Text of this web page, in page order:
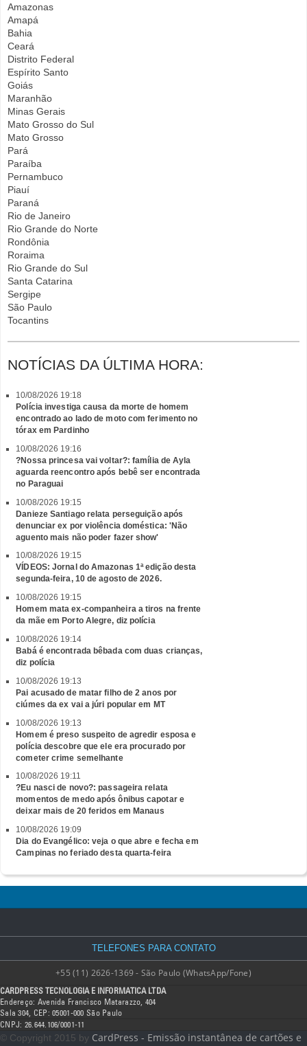
Amazonas
Amapá
Bahia
Ceará
Distrito Federal
Espírito Santo
Goiás
Maranhão
Minas Gerais
Mato Grosso do Sul
Mato Grosso
Pará
Paraíba
Pernambuco
Piauí
Paraná
Rio de Janeiro
Rio Grande do Norte
Rondônia
Roraima
Rio Grande do Sul
Santa Catarina
Sergipe
São Paulo
Tocantins
NOTÍCIAS DA ÚLTIMA HORA:
10/08/2026 19:18
Polícia investiga causa da morte de homem
encontrado ao lado de moto com ferimento no
tórax em Pardinho
10/08/2026 19:16
?Nossa princesa vai voltar?: família de Ayla
aguarda reencontro após bebê ser encontrada
no Paraguai
10/08/2026 19:15
Danieze Santiago relata perseguição após
denunciar ex por violência doméstica: 'Não
aguento mais não poder fazer show'
10/08/2026 19:15
VÍDEOS: Jornal do Amazonas 1ª edição desta
segunda-feira, 10 de agosto de 2026.
10/08/2026 19:15
Homem mata ex-companheira a tiros na frente
da mãe em Porto Alegre, diz polícia
10/08/2026 19:14
Babá é encontrada bêbada com duas crianças,
diz polícia
10/08/2026 19:13
Pai acusado de matar filho de 2 anos por
ciúmes da ex vai a júri popular em MT
10/08/2026 19:13
Homem é preso suspeito de agredir esposa e
polícia descobre que ele era procurado por
cometer crime semelhante
10/08/2026 19:11
?Eu nasci de novo?: passageira relata
momentos de medo após ônibus capotar e
deixar mais de 20 feridos em Manaus
10/08/2026 19:09
Dia do Evangélico: veja o que abre e fecha em
Campinas no feriado desta quarta-feira
TELEFONES PARA CONTATO
+55 (11) 2626-1369 - São Paulo (WhatsApp/Fone)
CARDPRESS TECNOLOGIA E INFORMATICA LTDA
Endereço: Avenida Francisco Matarazzo, 404
Sala 304, CEP: 05001-000 São Paulo
CNPJ: 26.644.106/0001-11
© Copyright 2015 by CardPress - Emissão instantânea de cartões e